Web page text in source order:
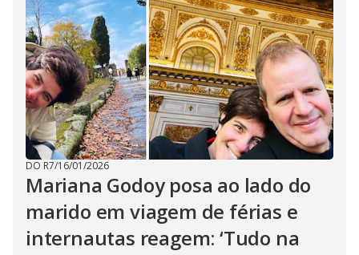
DO R7/16/01/2026
Mariana Godoy posa ao lado do
marido em viagem de férias e
internautas reagem: ‘Tudo na